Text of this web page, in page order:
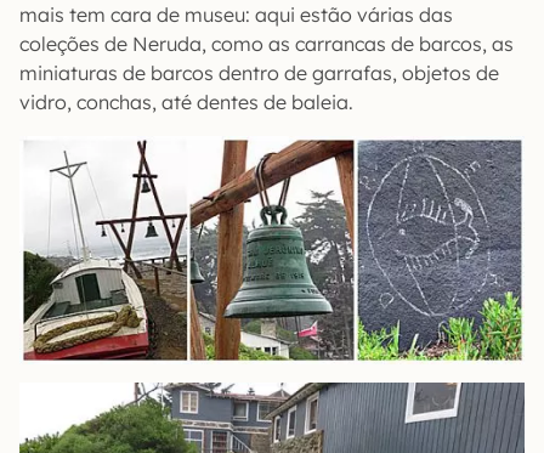
mais tem cara de museu: aqui estão várias das
coleções de Neruda, como as carrancas de barcos, as
miniaturas de barcos dentro de garrafas, objetos de
vidro, conchas, até dentes de baleia.